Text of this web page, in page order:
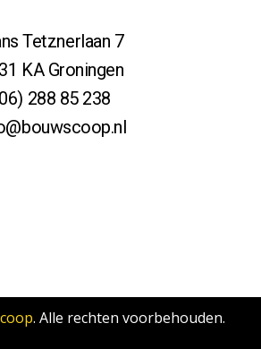
Tetznerlaan 7
KA Groningen
288 85 238
. Alle rechten voorbehouden.